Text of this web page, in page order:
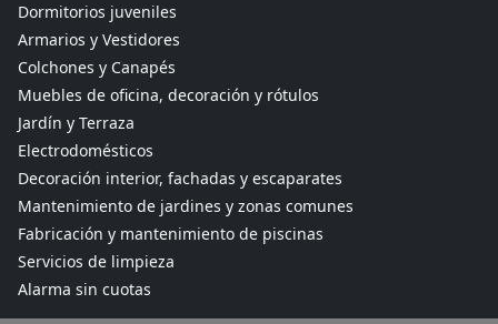
Dormitorios juveniles
Armarios y Vestidores
Colchones y Canapés
Muebles de oficina, decoración y rótulos
Jardín y Terraza
Electrodomésticos
Decoración interior, fachadas y escaparates
Mantenimiento de jardines y zonas comunes
Fabricación y mantenimiento de piscinas
Servicios de limpieza
Alarma sin cuotas